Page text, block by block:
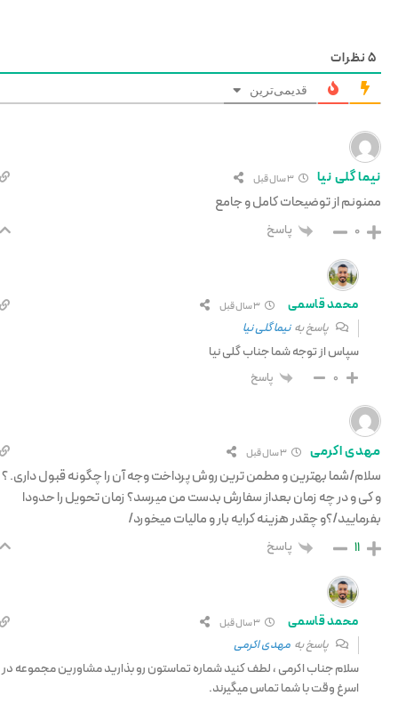
5نظرات
قدیمی‌ترین
نیما گلی نیا
ممنونم از توضیحات کامل و جامع
0 پاسخ
محمد قاسمی
پاسخ به نیما گلی نیا
سپاس از توجه شما جناب گلی نیا
0 پاسخ
مهدی اکرمی
سلام/شما بهترین و مطمن ترین روش پرداخت وجه آن را چگونه قبول داری. ؟
و کی و در چه زمان بعداز سفارش بدست من میرسد؟ زمان تحویل را حدودا
بفرمایید/؟و چقدر هزینه کرایه بار و مالیات میخورد/
11 پاسخ
محمد قاسمی
پاسخ به مهدی اکرمی
سلام جناب اکرمی ، لطف کنید شماره تماستون رو بذارید مشاورین مجموعه در
اسرغ وقت با شما تماس میگیرند.